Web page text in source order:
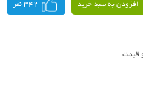
افزودن به سبد خرید 342 نفر
قیمت